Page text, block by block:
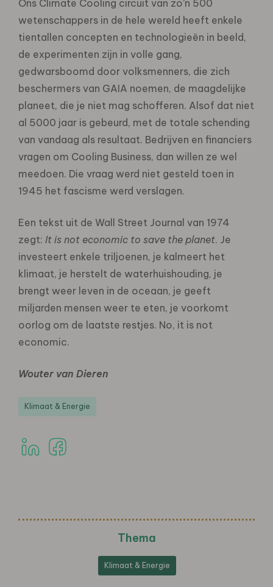
Ons Climate Cooling circuit van zo’n 500
wetenschappers in de hele wereld heeft enkele
tientallen concepten en technologieën in beeld,
de experimenten zijn in volle gang,
gedwarsboomd door volksmenners, die zich
beschermers van GAIA noemen, de maagdelijke
planeet, die je niet mag schofferen. Alsof dat niet
al 5000 jaar is gebeurd, met de totale schending
van vandaag als resultaat. Bedrijven en financiers
vragen om Cooling Business, dan willen ze wel
meedoen. Die vraag werd niet gesteld toen in
1945 het fascisme werd verslagen.
Een tekst uit de Wall Street Journal van 1974
zegt: It is not economic to save the planet. Je
investeert enkele triljoenen, je kalmeert het
klimaat, je herstelt de waterhuishouding, je
brengt weer leven in de oceaan, je geeft
miljarden mensen weer te eten, je voorkomt
oorlog om de laatste restjes. No, it is not
economic.
Wouter van Dieren
Klimaat & Energie
Thema
Klimaat & Energie